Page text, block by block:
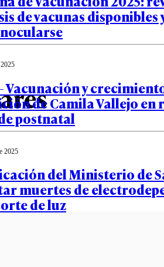
de vacunas disponibles
Vacunación y
de Camila Vallejo en
postnatal
2025
del Ministerio de
muertes de
de luz